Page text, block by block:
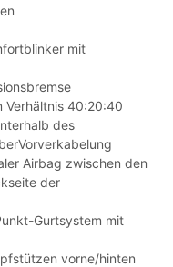
mit
Verhältnis 40:20:40
des
Airbag zwischen den
der
Gurtsystem mit
vorne/hinten